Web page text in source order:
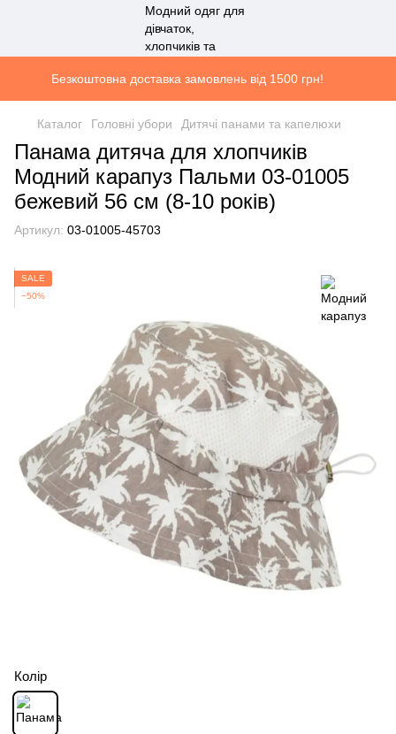
Безкоштовна доставка замовлень від 1500 грн!
Каталог Головні убори Дитячі панами та капелюхи
Панама дитяча для хлопчиків
Модний карапуз Пальми 03-01005
бежевий 56 см (8-10 років)
Артикул: 03-01005-45703
SALE
−50%
Колір